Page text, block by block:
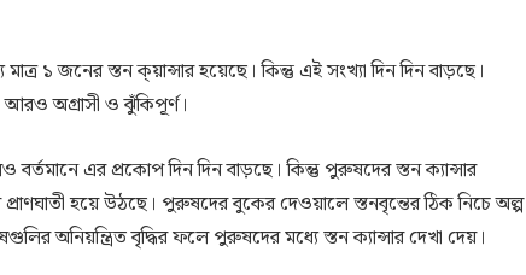
১ জনের স্তন ক্য়ান্সার হয়েছে। কিন্তু এই সংখ্যা দিন দিন বাড়ছে।
আরও অগ্রাসী ও ঝুঁকিপূর্ণ।
বর্তমানে এর প্রকোপ দিন দিন বাড়ছে। কিন্তু পুরুষদের স্তন ক্যান্সার
হয়ে উঠছে। পুরুষদের বুকের দেওয়ালে স্তনবৃন্তের ঠিক নিচে অল্প
অনিয়ন্ত্রিত বৃদ্ধির ফলে পুরুষদের মধ্যে স্তন ক্যান্সার দেখা দেয়।